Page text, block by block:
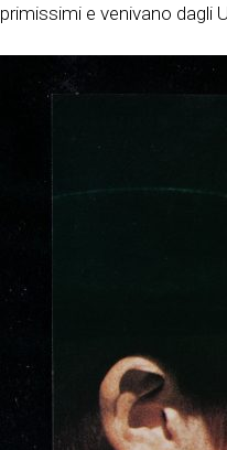
primissimi e venivano dagli